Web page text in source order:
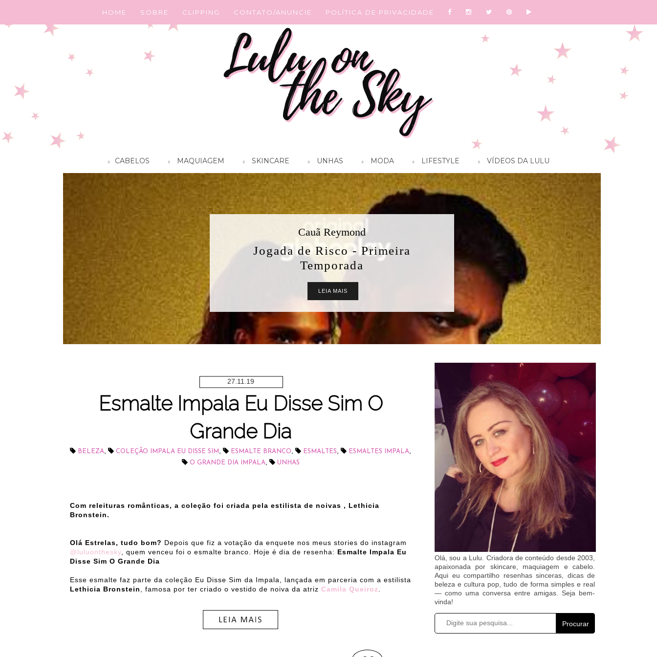
HOME SOBRE CLIPPING CONTATO/ANUNCIE POLÍTICA DE PRIVACIDADE
CABELOS MAQUIAGEM SKINCARE UNHAS MODA LIFESTYLE VÍDEOS DA LULU
Cauã Reymond
Jogada de Risco - Primeira
Temporada
LEIA MAIS
27.11.19
Esmalte Impala Eu Disse Sim O
Grande Dia
BELEZA COLEÇÃO IMPALA EU DISSE SIM ESMALTE BRANCO ESMALTES ESMALTES IMPALA
O GRANDE DIA IMPALA UNHAS
Com releituras românticas, a coleção foi criada pela estilista de noivas , Lethicia
Bronstein.
Olá Estrelas, tudo bom? Depois que fiz a votação da enquete nos meus stories do instagram
@luluonthesky , quem venceu foi o esmalte branco. Hoje é dia de resenha: Esmalte Impala Eu
Disse Sim O Grande Dia
Esse esmalte faz parte da coleção Eu Disse Sim da Impala, lançada em parceria com a estilista
Lethicia Bronstein
, famosa por ter criado o vestido de noiva da atriz Camila Queiroz
Olá, sou a Lulu. Criadora de conteúdo desde 2003,
apaixonada por skincare, maquiagem e cabelo.
Aqui eu compartilho resenhas sinceras, dicas de
beleza e cultura pop, tudo de forma simples e real
— como uma conversa entre amigas. Seja bem-
vinda!
Procurar